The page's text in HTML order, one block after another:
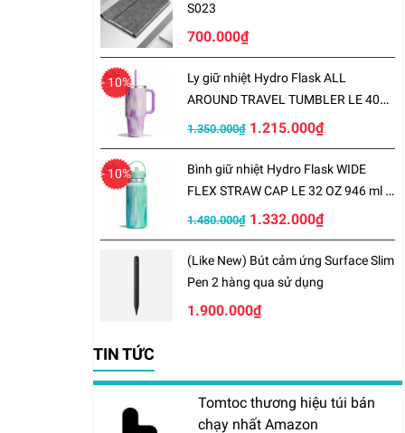
S023
700.000₫
Ly giữ nhiệt Hydro Flask ALL
AROUND TRAVEL TUMBLER LE 40
OZ 1183 ml – LE-S25TT40
1.350.000₫ 1.215.000₫
- 10%
Bình giữ nhiệt Hydro Flask WIDE
FLEX STRAW CAP LE 32 OZ 946 ml –
LE-S25W32
1.480.000₫ 1.332.000₫
- 10%
(Like New) Bút cảm ứng Surface Slim
Pen 2 hàng qua sử dụng
1.900.000₫
TIN TỨC
Tomtoc thương hiệu túi bán
chạy nhất Amazon